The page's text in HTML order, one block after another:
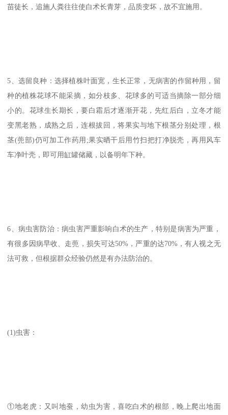
苗徒长，追施人粪往往使白术长青芽，品质变坏，故不宜施用。
5、选留良种：选择植株叶面宽，生长正常，无病害的作留种用，留
种的植株花球不能采摘，如分枝多、花球多的可适当摘除一部分细
小的。花球生长期长，要白霜后才逐渐开花，先红后白，立冬才能
变黑老熟，成熟之后，连根拔回，将果实与地下根茎分别处理，根
茎(蔸部)仍可加工作药用;果实晒干后用竹扫把打净脱壳，再用风车
车净叶壳，即可用缸罐储藏，以备明年下种。
6、病虫害防治：病虫害严重影响白术的生产，特别是病害为严重，
有很多因病早收、走蔸，损失可达50%，严重的达70%，有人视之无
法可救，但根据群众经验仍然是有办法防治的。
(1)虫害：
①地老虎：又叫地蚕，幼虫为害，喜吃白术的根部，晚上爬出地面